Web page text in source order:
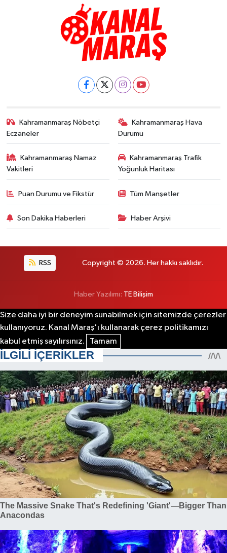
Kahramanmaraş Nöbetçi
Eczaneler
Kahramanmaraş Hava
Durumu
Kahramanmaraş Namaz
Vakitleri
Kahramanmaraş Trafik
Yoğunluk Haritası
Puan Durumu ve Fikstür Tüm Manşetler
Son Dakika Haberleri Haber Arşivi
RSS Copyright © 2026. Her hakkı saklıdır.
Haber Yazılımı: TE Bilişim
Size daha iyi bir deneyim sunabilmek için sitemizde çerezler
kullanıyoruz. Kanal Maraş'ı kullanarak çerez politikamızı
kabul etmiş sayılırsınız.
Tamam